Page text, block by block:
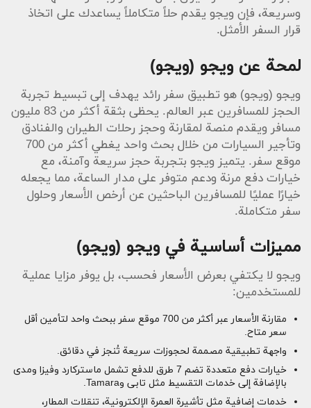
وسريعة، فإن ويجو يقدم حلاً متكاملاً يساعدك على اتخاذ
قرار السفر الأمثل.
لمحة عن ويجو (ويجو)
ويجو (ويجو) هو تطبيق سفر رائد يهدف إلى تبسيط تجربة
الحجز للمسافرين عبر العالم. يحظى بثقة أكثر من 83 مليون
مسافر ويقدم منصة لمقارنة وحجز رحلات الطيران والفنادق
وتأجير السيارات من خلال بحث واحد يغطي أكثر من 700
موقع سفر. يتميز ويجو بتجربة حجز سريعة وآمنة، مع
خيارات دفع مرنة ودعم متوفر على مدار الساعة، مما يجعله
خيارًا عمليًا للمسافرين الباحثين عن أرخص الأسعار وحلول
سفر متكاملة.
مميزات أساسية في ويجو (ويجو)
ويجو لا يكتفي بعرض الأسعار فحسب، بل يوفر مزايا عملية
للمستخدمين:
مقارنة الأسعار عبر أكثر من 700 موقع سفر ببحث واحد لتأمين أقل
سعر متاح.
واجهة تطبيقية مصممة لحجوزات سريعة تُنجز في دقائق.
خيارات دفع متعددة تضم 7 طرق للدفع تشمل ماستركارد وفيزا ومدى
بالإضافة إلى خدمات التقسيط مثل تابى وTamara.
خدمات إضافية مثل تأشيرة العمرة الإلكترونية، تنقلات المطار،